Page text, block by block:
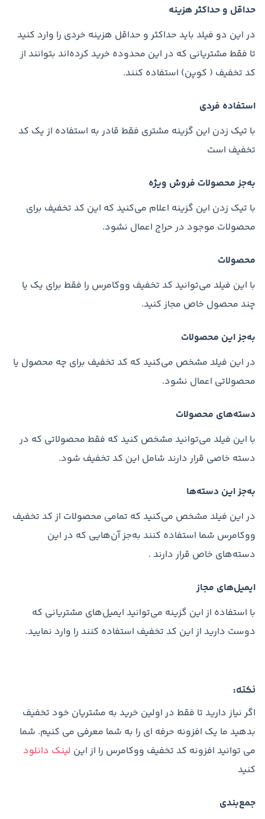
حداقل و حداکثر هزینه
در این دو فیلد باید حداکثر و حداقل هزینه خردی را وارد کنید
تا فقط مشتریانی که در این محدوده خرید کرده‌اند بتوانند از
کد تخفیف ( کوپن) استفاده کنند.
استفاده فردی
با تیک زدن این گزینه مشتری فقط قادر به استفاده از یک کد
تخفیف است
به‌جز محصولات فروش ویژه
با تیک زدن این گزینه اعلام می‌کنید که این کد تخفیف برای
محصولات موجود در حراج اعمال نشود.
محصولات
با این فیلد می‌توانید کد تخفیف ووکامرس را فقط برای یک یا
چند محصول خاص مجاز کنید.
به‌جز این محصولات
در این فیلد مشخص می‌کنید که کد تخفیف برای چه محصول یا
محصولاتی اعمال نشود.
دسته‌های محصولات
با این فیلد می‌توانید مشخص کنید که فقط محصولاتی که در
دسته خاصی قرار دارند شامل این کد تخفیف شود.
به‌جز این دسته‌ها
در این فیلد مشخص می‌کنید که تمامی محصولات از کد تخفیف
ووکامرس شما استفاده کنند به‌جز آن‌هایی که در این
دسته‌های خاص قرار دارند .
ایمیل‌های مجاز
با استفاده از این گزینه می‌توانید ایمیل‌های مشتریانی که
دوست دارید از این کد تخفیف استفاده کنند را وارد نمایید.
نکته:
اگر نیاز دارید تا فقط در اولین خرید به مشتریان خود تخفیف
بدهید ما یک افزونه حرفه ای را به شما معرفی می کنیم. شما
می توانید افزونه کد تخفیف ووکامرس را از این لینک دانلود
کنید
جمع‌بندی